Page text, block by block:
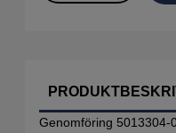
Genomföring 5013304-